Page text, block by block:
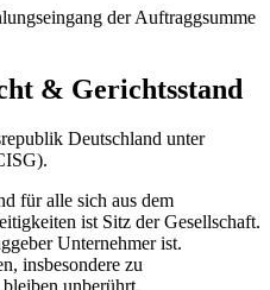
der Auftraggsumme
& Gerichtsstand
Deutschland unter
für alle sich aus dem
ist Sitz der Gesellschaft.
Unternehmer ist.
insbesondere zu